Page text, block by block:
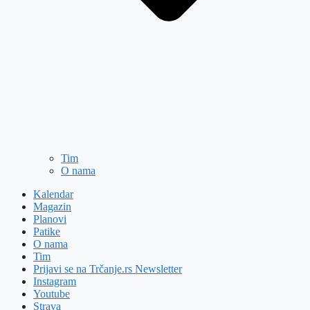
Tim
O nama
Kalendar
Magazin
Planovi
Patike
O nama
Tim
Prijavi se na Trčanje.rs Newsletter
Instagram
Youtube
Strava